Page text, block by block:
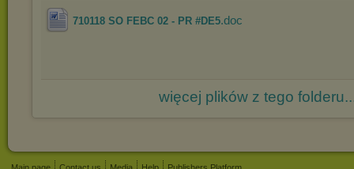
710118 SO FEBC 02 - PR #DE5.doc
więcej plików z tego